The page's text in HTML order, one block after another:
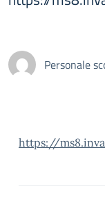
Personale
https://